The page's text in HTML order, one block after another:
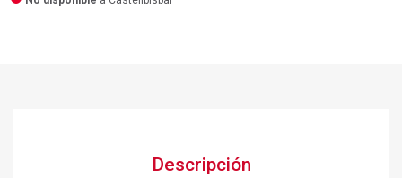
Descripción